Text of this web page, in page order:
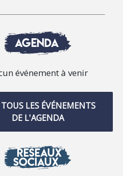
AGENDA
événement à venir
LES ÉVÉNEMENTS
DE L'AGENDA
RÉSEAUX
SOCIAUX